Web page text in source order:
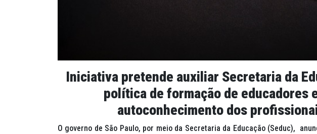
Iniciativa pretende auxiliar Secretaria da
política de formação de educadores
autoconhecimento dos
O governo de São Paulo, por meio da Secretaria da Educação (Seduc),